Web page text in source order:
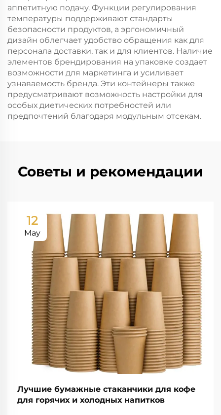
аппетитную подачу. Функции регулирования
температуры поддерживают стандарты
безопасности продуктов, а эргономичный
дизайн облегчает удобство обращения как для
персонала доставки, так и для клиентов. Наличие
элементов брендирования на упаковке создает
возможности для маркетинга и усиливает
узнаваемость бренда. Эти контейнеры также
предусматривают возможность настройки для
особых диетических потребностей или
предпочтений благодаря модульным отсекам.
Советы и рекомендации
12
May
Лучшие бумажные стаканчики для кофе
для горячих и холодных напитков